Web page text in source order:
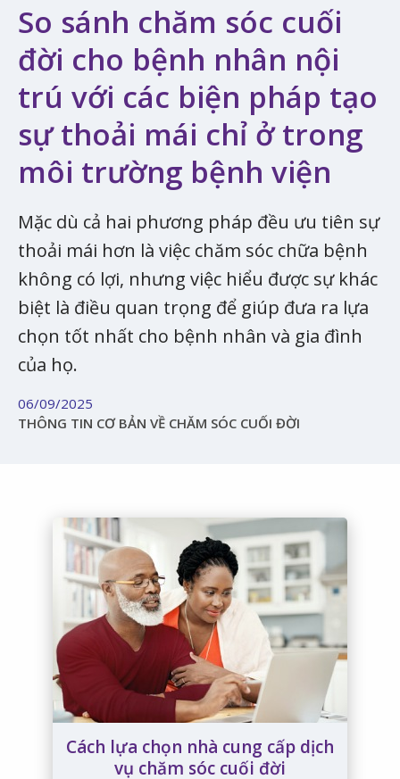
So sánh chăm sóc cuối
đời cho bệnh nhân nội
trú với các biện pháp tạo
sự thoải mái chỉ ở trong
môi trường bệnh viện
Mặc dù cả hai phương pháp đều ưu tiên sự
thoải mái hơn là việc chăm sóc chữa bệnh
không có lợi, nhưng việc hiểu được sự khác
biệt là điều quan trọng để giúp đưa ra lựa
chọn tốt nhất cho bệnh nhân và gia đình
của họ.
06/09/2025
THÔNG TIN CƠ BẢN VỀ CHĂM SÓC CUỐI ĐỜI
Cách lựa chọn nhà cung cấp dịch
vụ chăm sóc cuối đời